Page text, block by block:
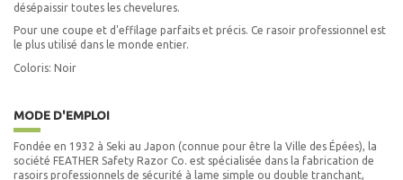
désépaissir toutes les chevelures.
Pour une coupe et d'effilage parfaits et précis. Ce rasoir professionnel est
le plus utilisé dans le monde entier.
Coloris: Noir
MODE D'EMPLOI
Fondée en 1932 à Seki au Japon (connue pour être la Ville des Épées), la
société FEATHER Safety Razor Co. est spécialisée dans la fabrication de
rasoirs professionnels de sécurité à lame simple ou double tranchant,